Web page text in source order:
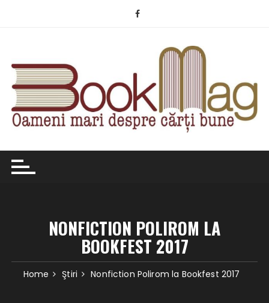
NONFICTION POLIROM LA
BOOKFEST 2017
Home Ştiri Nonfiction Polirom la Bookfest 2017